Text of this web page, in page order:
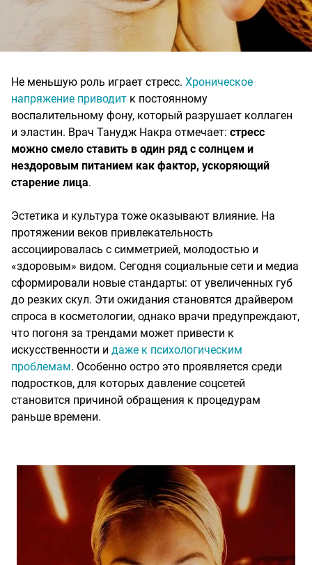
Не меньшую роль играет стресс. Хроническое
напряжение приводит к постоянному
воспалительному фону, который разрушает коллаген
и эластин. Врач Танудж Накра отмечает: стресс
можно смело ставить в один ряд с солнцем и
нездоровым питанием как фактор, ускоряющий
старение лица.
Эстетика и культура тоже оказывают влияние. На
протяжении веков привлекательность
ассоциировалась с симметрией, молодостью и
«здоровым» видом. Сегодня социальные сети и медиа
сформировали новые стандарты: от увеличенных губ
до резких скул. Эти ожидания становятся драйвером
спроса в косметологии, однако врачи предупреждают,
что погоня за трендами может привести к
искусственности и даже к психологическим
проблемам. Особенно остро это проявляется среди
подростков, для которых давление соцсетей
становится причиной обращения к процедурам
раньше времени.